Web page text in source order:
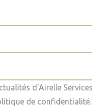
d'Airelle
de confidentialité.